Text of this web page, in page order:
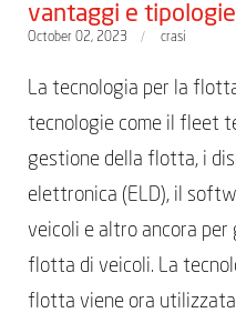
vantaggi e tipologie
October 02, 2023 crasi
La tecnologia per la
tecnologie come il fleet
gestione della flotta, i
elettronica (ELD), il
veicoli e altro ancora
flotta di veicoli. La
flotta viene ora utilizzata